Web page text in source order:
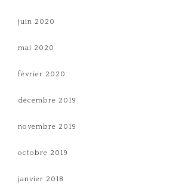
juin 2020
mai 2020
février 2020
décembre 2019
novembre 2019
octobre 2019
janvier 2018